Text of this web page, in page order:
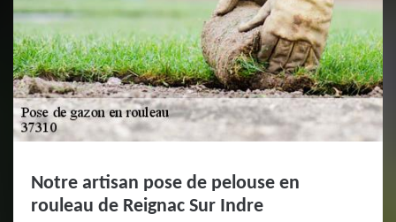
Notre artisan pose de pelouse en
rouleau de Reignac Sur Indre